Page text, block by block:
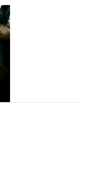
Open de galerij in vergrote